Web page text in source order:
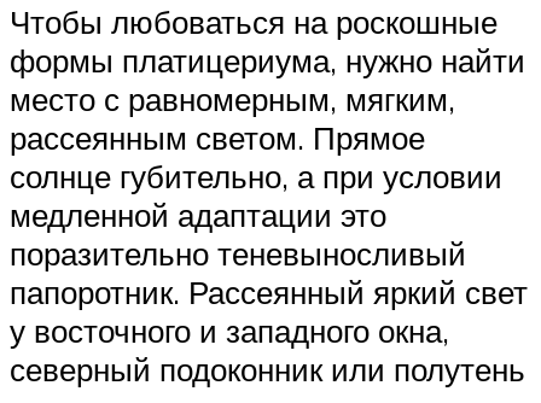
Чтобы любоваться на роскошные
формы платицериума, нужно найти
место с равномерным, мягким,
рассеянным светом. Прямое
солнце губительно, а при условии
медленной адаптации это
поразительно теневыносливый
папоротник. Рассеянный яркий свет
у восточного и западного окна,
северный подоконник или полутень